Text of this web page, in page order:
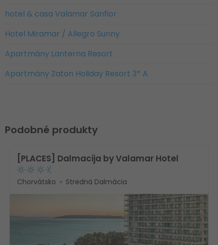
hotel & casa Valamar Sanfior
Hotel Miramar / Allegro Sunny
Apartmány Lanterna Resort
Apartmány Zaton Holiday Resort 3* A
Podobné produkty
[PLACES] Dalmacija by Valamar Hotel
Chorvátsko Stredná Dalmácia